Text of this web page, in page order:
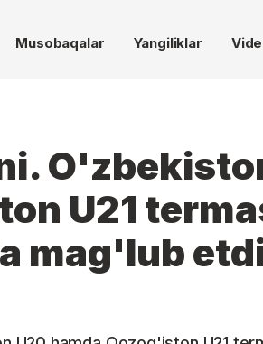
Musobaqalar Yangiliklar
U21
mag'lub